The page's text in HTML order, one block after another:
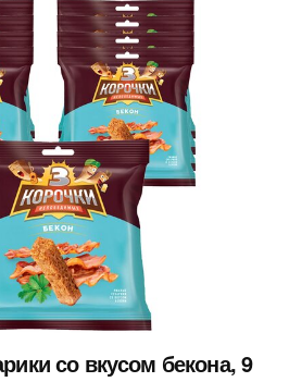
со вкусом бекона, 9